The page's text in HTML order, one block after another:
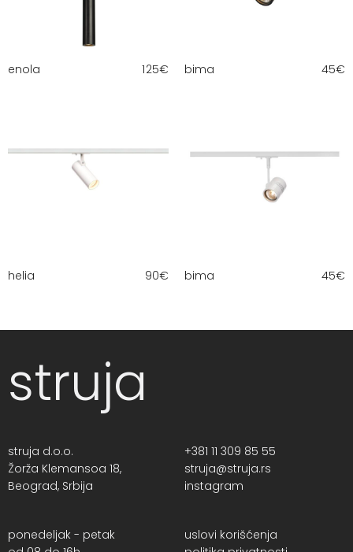
enola 125€ bima 45€
helia 90€ bima 45€
struja
struja d.o.o.
Žorža Klemansoa 18,
Beograd, Srbija
+381 11 309 85 55
struja@struja.rs
instagram
ponedeljak - petak
uslovi korišćenja